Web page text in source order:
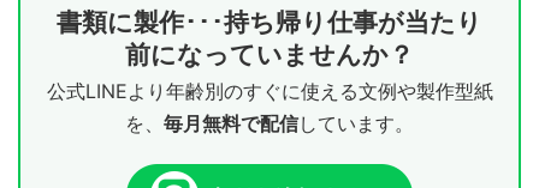
書類に製作･･･持ち帰り仕事が当たり
前になっていませんか？
公式LINEより年齢別のすぐに使える文例や製作型紙
を、 毎月無料で配信しています。